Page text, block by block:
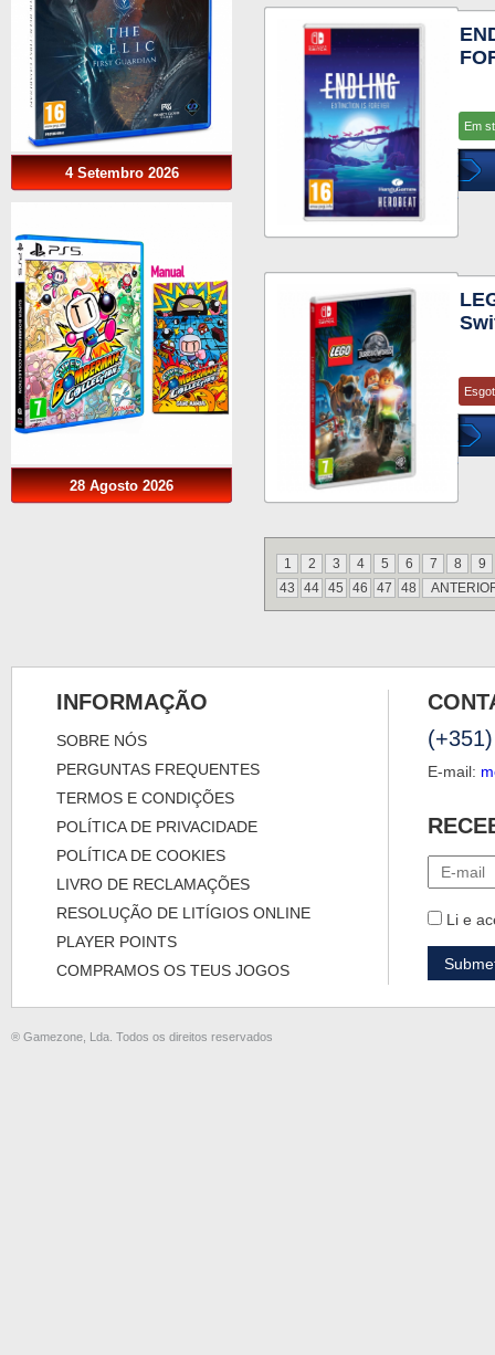
4 Setembro 2026
28 Agosto 2026
Em
1 2 3 4 5 6 7 8
9
43
44 45 46 47 48
INFORMAÇÃO
SOBRE NÓS
PERGUNTAS FREQUENTES
TERMOS E CONDIÇÕES
POLÍTICA DE PRIVACIDADE
POLÍTICA DE COOKIES
LIVRO DE RECLAMAÇÕES
RESOLUÇÃO DE LITÍGIOS ONLINE
PLAYER POINTS
COMPRAMOS OS TEUS JOGOS
E-mail:
Li e
® Gamezone, Lda. Todos os direitos reservados